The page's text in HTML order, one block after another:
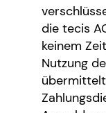
die tecis
keinem
Nutzung